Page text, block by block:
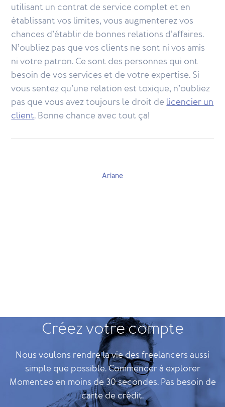
utilisant un contrat de service complet et en
établissant vos limites, vous augmenterez vos
chances d’établir de bonnes relations d’affaires.
N’oubliez pas que vos clients ne sont ni vos amis
ni votre patron. Ce sont des personnes qui ont
besoin de vos services et de votre expertise. Si
vous sentez qu’une relation est toxique, n’oubliez
pas que vous avez toujours le droit delicencier un
client. Bonne chance avec tout ça!
Ariane
Créez votre compte
Nous voulons rendre la vie des freelancers aussi
simple que possible. Commencer à explorer
Momenteo en moins de 30 secondes. Pas besoin de
carte de crédit.